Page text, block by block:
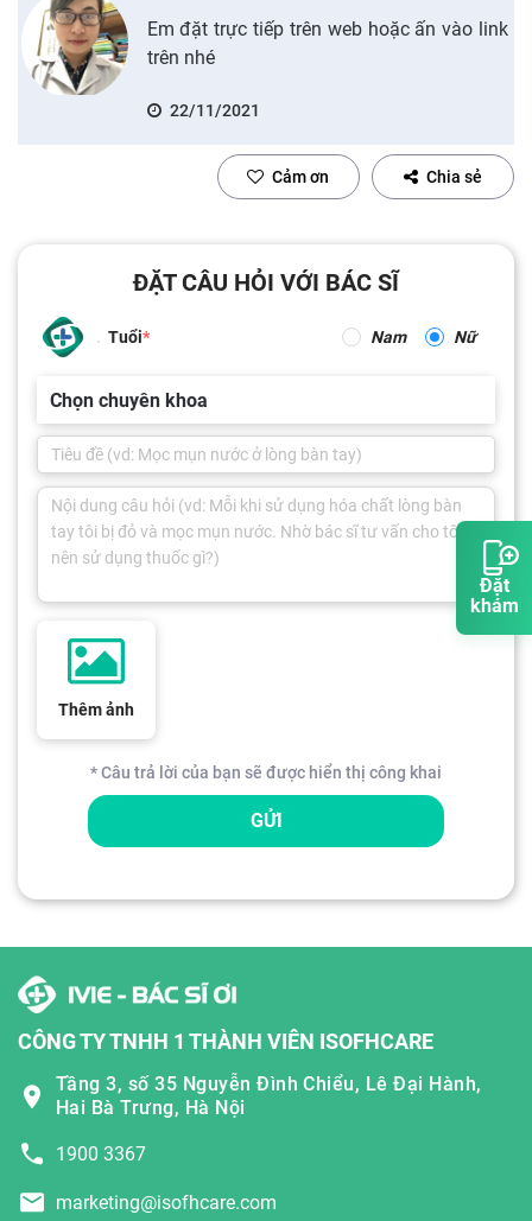
Đặt
khám
Em đặt trực tiếp trên web hoặc ấn vào link
trên nhé
22/11/2021
Cảm ơn Chia sẻ
ĐẶT CÂU HỎI VỚI BÁC SĨ
Tuổi Nam Nữ
Chọn chuyên khoa
Thêm ảnh
* Câu trả lời của bạn sẽ được hiển thị công khai
GỬI
CÔNG TY TNHH 1 THÀNH VIÊN ISOFHCARE
Tầng 3, số 35 Nguyễn Đình Chiểu, Lê Đại Hành,
Hai Bà Trưng, Hà Nội
1900 3367
marketing@isofhcare.com